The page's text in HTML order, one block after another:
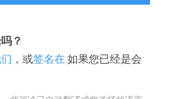
？
，或签名在 如果您已经是会